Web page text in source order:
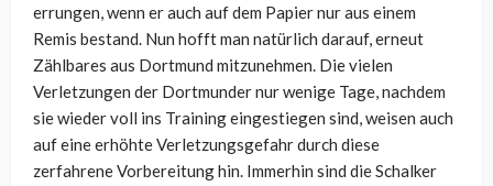
errungen, wenn er auch auf dem Papier nur aus einem
Remis bestand. Nun hofft man natürlich darauf, erneut
Zählbares aus Dortmund mitzunehmen. Die vielen
Verletzungen der Dortmunder nur wenige Tage, nachdem
sie wieder voll ins Training eingestiegen sind, weisen auch
auf eine erhöhte Verletzungsgefahr durch diese
zerfahrene Vorbereitung hin. Immerhin sind die Schalker